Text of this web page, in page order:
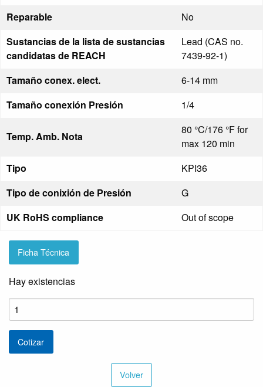
Reparable
No
Sustancias de la lista de sustancias
candidatas de REACH
Lead (CAS no.
7439-92-1)
Tamaño conex. elect.
6-14 mm
Tamaño conexión Presión
1/4
Temp. Amb. Nota
80 °C/176 °F for
max 120 min
Tipo
KPI36
Tipo de conixión de Presión
G
UK RoHS compliance
Out of scope
Ficha Técnica
Hay existencias
Presostato
KPI
36
cantidad
Cotizar
Volver